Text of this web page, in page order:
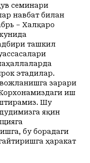
семинари
навбат билан
– Халқаро
ташкил
этадилар.
зарари
иш
Шу
яқин
бу борадаги
ҳаракат